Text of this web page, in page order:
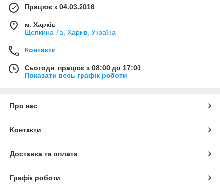
Працює з 04.03.2016
м. Харків
Щепкина 7а, Харків, Україна
Контакти
Сьогодні працює з 08:00 до 17:00
Показати весь графік роботи
Про нас
Контакти
Доставка та оплата
Графік роботи